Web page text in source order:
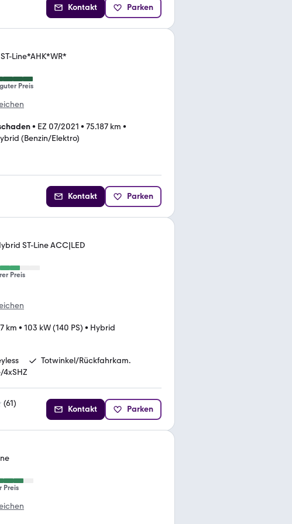
Kontakt Parken
Line*AHK*WR*
Preis
• EZ 07/2021 • 75.187 km •
(Benzin/Elektro)
Kontakt Parken
ST-Line ACC|LED
Preis
km • 103 kW (140 PS) • Hybrid
Totwinkel/Rückfahrkam.
(61)
Kontakt Parken
Preis